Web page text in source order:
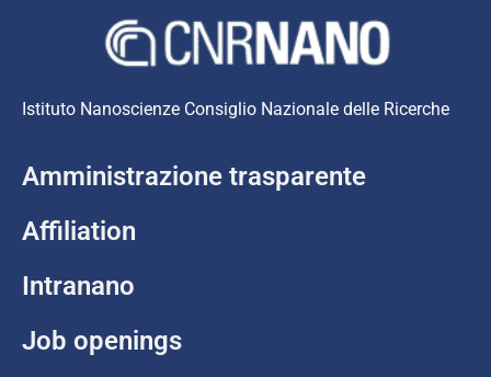
Istituto Nanoscienze Consiglio Nazionale delle Ricerche
Amministrazione trasparente
Affiliation
Intranano
Job openings